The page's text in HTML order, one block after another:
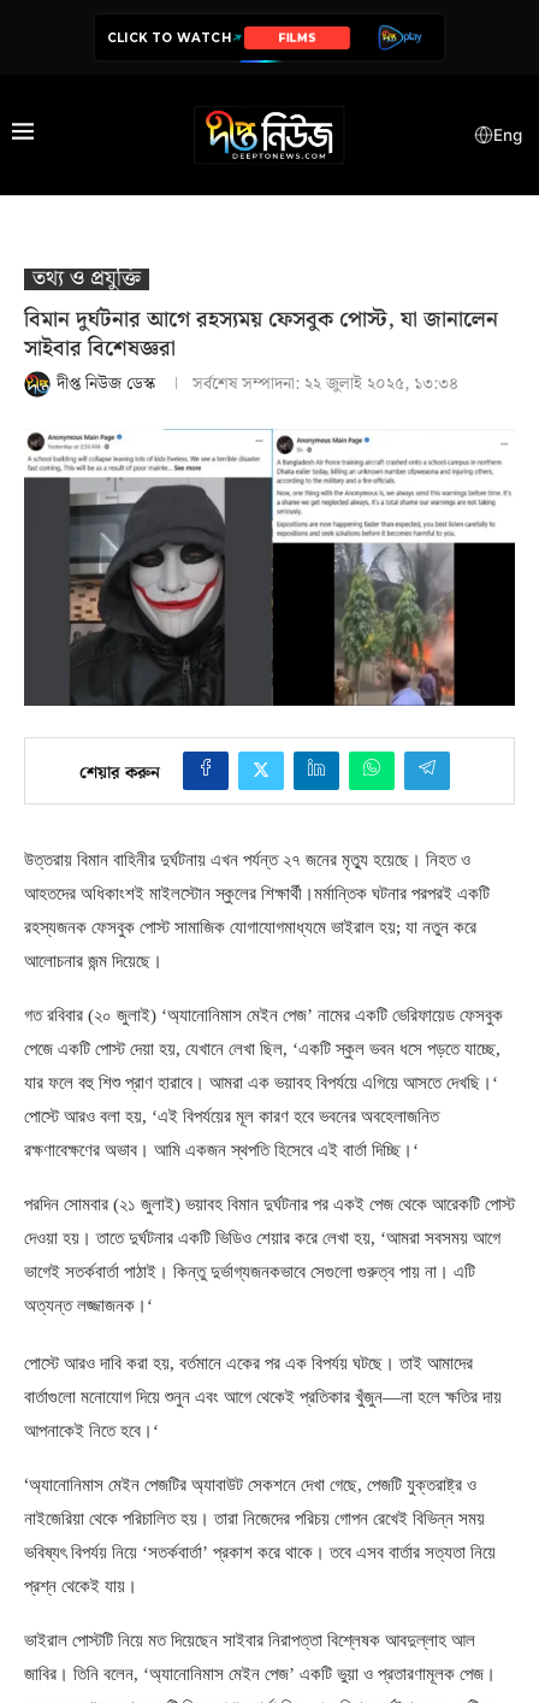
CLICK TO WATCH FILMS
Eng
তথ‍্য ও প্রযুক্তি
বিমান দুর্ঘটনার আগে রহস্যময় ফেসবুক পোস্ট, যা জানালেন
সাইবার বিশেষজ্ঞরা
দীপ্ত নিউজ ডেস্ক সর্বশেষ সম্পাদনা: ২২ জুলাই ২০২৫, ১৩:৩৪
শেয়ার করুন
উত্তরায় বিমান বাহিনীর দুর্ঘটনায় এখন পর্যন্ত ২৭ জনের মৃত্যু হয়েছে। নিহত ও
আহতদের অধিকাংশই মাইলস্টোন স্কুলের শিক্ষার্থী।মর্মান্তিক ঘটনার পরপরই একটি
রহস্যজনক ফেসবুক পোস্ট সামাজিক যোগাযোগমাধ্যমে ভাইরাল হয়; যা নতুন করে
আলোচনার জন্ম দিয়েছে।
গত রবিবার (২০ জুলাই) ‘অ্যানোনিমাস মেইন পেজ’ নামের একটি ভেরিফায়েড ফেসবুক
পেজে একটি পোস্ট দেয়া হয়, যেখানে লেখা ছিল, ‘একটি স্কুল ভবন ধসে পড়তে যাচ্ছে,
যার ফলে বহু শিশু প্রাণ হারাবে। আমরা এক ভয়াবহ বিপর্যয়ে এগিয়ে আসতে দেখছি। ‘
পোস্টে আরও বলা হয়, ‘এই বিপর্যয়ের মূল কারণ হবে ভবনের অবহেলাজনিত
রক্ষণাবেক্ষণের অভাব। আমি একজন স্থপতি হিসেবে এই বার্তা দিচ্ছি। ‘
পরদিন সোমবার (২১ জুলাই) ভয়াবহ বিমান দুর্ঘটনার পর একই পেজ থেকে আরেকটি পোস্ট
দেওয়া হয়। তাতে দুর্ঘটনার একটি ভিডিও শেয়ার করে লেখা হয়, ‘আমরা সবসময় আগে
ভাগেই সতর্কবার্তা পাঠাই। কিন্তু দুর্ভাগ্যজনকভাবে সেগুলো গুরুত্ব পায় না। এটি
অত্যন্ত লজ্জাজনক। ‘
পোস্টে আরও দাবি করা হয়, বর্তমানে একের পর এক বিপর্যয় ঘটছে। তাই আমাদের
বার্তাগুলো মনোযোগ দিয়ে শুনুন এবং আগে থেকেই প্রতিকার খুঁজুন—না হলে ক্ষতির দায়
আপনাকেই নিতে হবে। ‘
‘অ্যানোনিমাস মেইন পেজটির অ্যাবাউট সেকশনে দেখা গেছে, পেজটি যুক্তরাষ্ট্র ও
নাইজেরিয়া থেকে পরিচালিত হয়। তারা নিজেদের পরিচয় গোপন রেখেই বিভিন্ন সময়
ভবিষ্যৎ বিপর্যয় নিয়ে ‘সতর্কবার্তা’ প্রকাশ করে থাকে। তবে এসব বার্তার সত্যতা নিয়ে
প্রশ্ন থেকেই যায়।
ভাইরাল পোস্টটি নিয়ে মত দিয়েছেন সাইবার নিরাপত্তা বিশ্লেষক আবদুল্লাহ আল
জাবির। তিনি বলেন, ‘অ্যানোনিমাস মেইন পেজ’ একটি ভুয়া ও প্রতারণামূলক পেজ।